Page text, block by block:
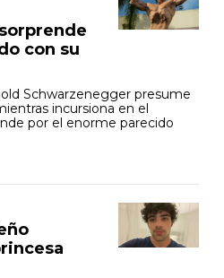
con su
Schwarzenegger presume
incursiona en el
por el enorme parecido